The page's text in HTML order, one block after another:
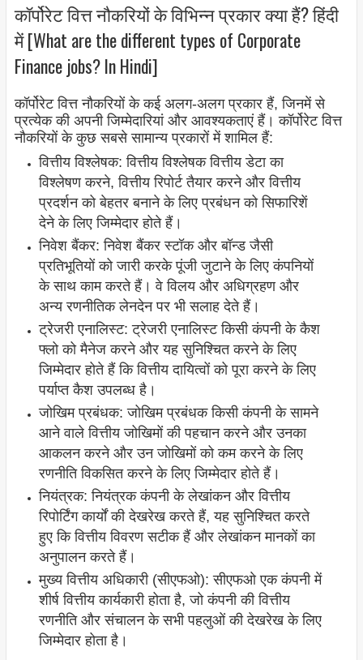
कॉर्पोरेट वित्त नौकरियों के विभिन्न प्रकार क्या हैं? हिंदी
में [What are the different types of Corporate
Finance jobs? In Hindi]
कॉर्पोरेट वित्त नौकरियों के कई अलग-अलग प्रकार हैं, जिनमें से
प्रत्येक की अपनी जिम्मेदारियां और आवश्यकताएं हैं। कॉर्पोरेट वित्त
नौकरियों के कुछ सबसे सामान्य प्रकारों में शामिल हैं:
वित्तीय विश्लेषक: वित्तीय विश्लेषक वित्तीय डेटा का
विश्लेषण करने, वित्तीय रिपोर्ट तैयार करने और वित्तीय
प्रदर्शन को बेहतर बनाने के लिए प्रबंधन को सिफारिशें
देने के लिए जिम्मेदार होते हैं।
निवेश बैंकर: निवेश बैंकर स्टॉक और बॉन्ड जैसी
प्रतिभूतियों को जारी करके पूंजी जुटाने के लिए कंपनियों
के साथ काम करते हैं। वे विलय और अधिग्रहण और
अन्य रणनीतिक लेनदेन पर भी सलाह देते हैं।
ट्रेजरी एनालिस्ट: ट्रेजरी एनालिस्ट किसी कंपनी के कैश
फ्लो को मैनेज करने और यह सुनिश्चित करने के लिए
जिम्मेदार होते हैं कि वित्तीय दायित्वों को पूरा करने के लिए
पर्याप्त कैश उपलब्ध है।
जोखिम प्रबंधक: जोखिम प्रबंधक किसी कंपनी के सामने
आने वाले वित्तीय जोखिमों की पहचान करने और उनका
आकलन करने और उन जोखिमों को कम करने के लिए
रणनीति विकसित करने के लिए जिम्मेदार होते हैं।
नियंत्रक: नियंत्रक कंपनी के लेखांकन और वित्तीय
रिपोर्टिंग कार्यों की देखरेख करते हैं, यह सुनिश्चित करते
हुए कि वित्तीय विवरण सटीक हैं और लेखांकन मानकों का
अनुपालन करते हैं।
मुख्य वित्तीय अधिकारी (सीएफओ): सीएफओ एक कंपनी में
शीर्ष वित्तीय कार्यकारी होता है, जो कंपनी की वित्तीय
रणनीति और संचालन के सभी पहलुओं की देखरेख के लिए
जिम्मेदार होता है।